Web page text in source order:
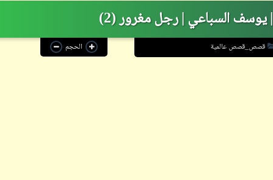
السباعي | رجل مغرور (2)
قصص_قصص عالمية الحجم